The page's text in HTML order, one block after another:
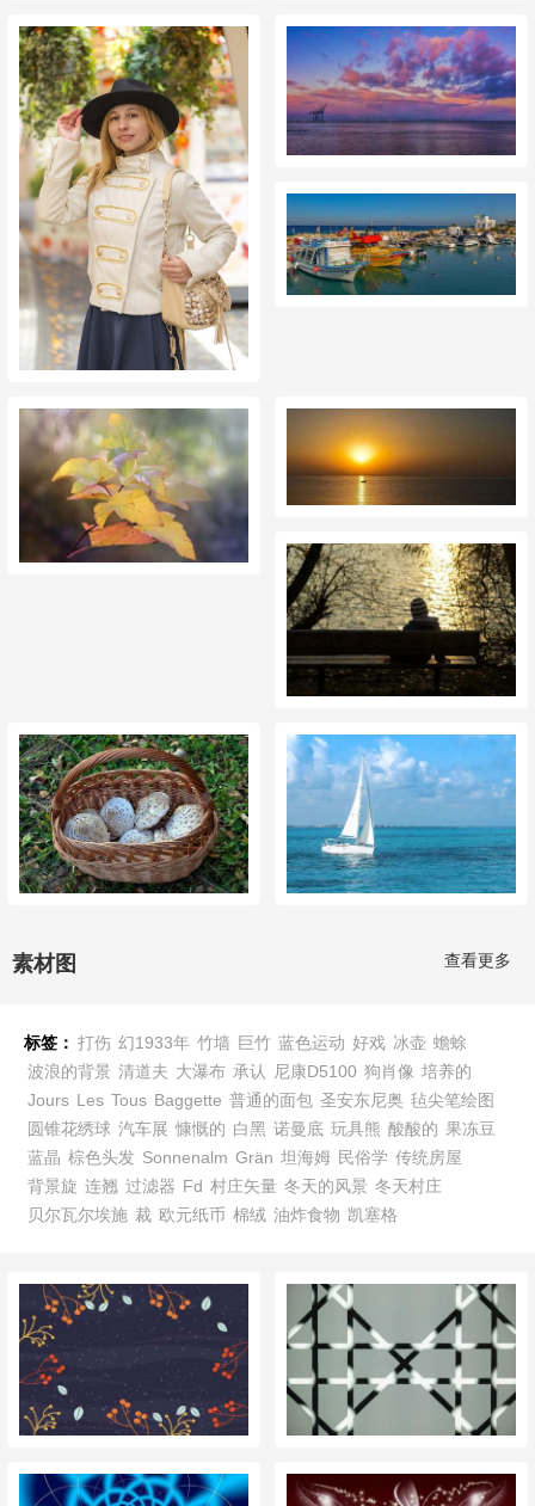
查看更多
素材图
标签： 打伤 幻1933年 竹墙 巨竹 蓝色运动 好戏 冰壶 蟾蜍
波浪的背景 清道夫 大瀑布 承认 尼康D5100 狗肖像 培养的
Jours Les Tous Baggette 普通的面包 圣安东尼奥 毡尖笔绘图
圆锥花绣球 汽车展 慷慨的 白黑 诺曼底 玩具熊 酸酸的 果冻豆
蓝晶 棕色头发 Sonnenalm Grän 坦海姆 民俗学 传统房屋
背景旋 连翘 过滤器 Fd 村庄矢量 冬天的风景 冬天村庄
贝尔瓦尔埃施 裁 欧元纸币 棉绒 油炸食物 凯塞格